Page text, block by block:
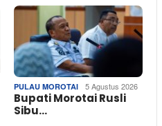
PULAU MOROTAI 5 Agustus 2026
Bupati Morotai Rusli
Sibu…